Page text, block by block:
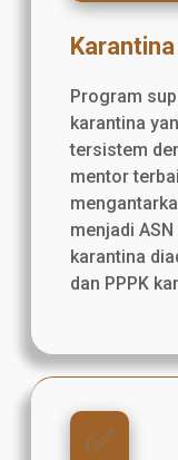
Program
karantina
tersistem
mentor
menjadi
karantina
dan PPPK
✅️